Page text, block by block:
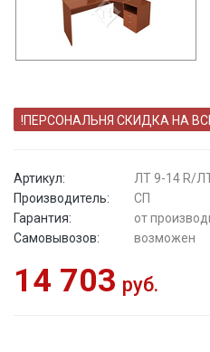
!ПЕРСОНАЛЬНЯ СКИДКА НА
Артикул:
ЛТ 9-14 R/
Производитель:
СП
Гарантия:
от
Самовывозов:
возможен
14 703 руб.